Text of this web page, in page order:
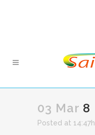
03 Mar 8
Posted at 14:47h